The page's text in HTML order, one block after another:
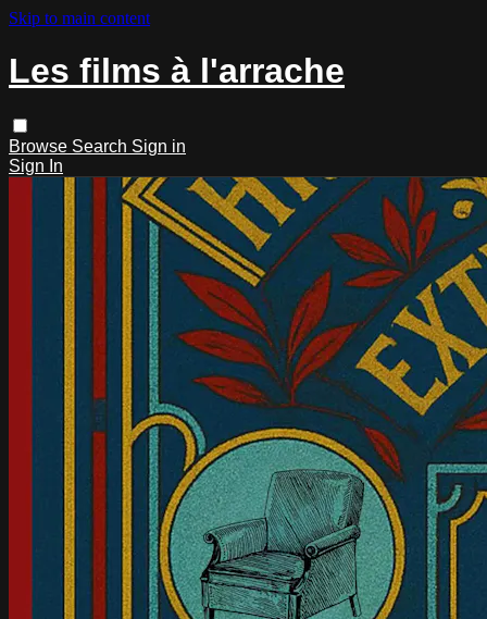
Skip to main content
Les films à l'arrache
Browse Search Sign in
Sign In